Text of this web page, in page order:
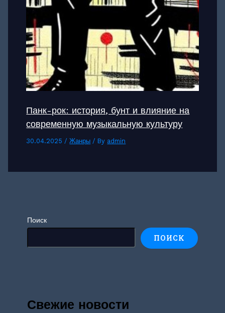
Панк-рок: история, бунт и влияние на
современную музыкальную культуру
30.04.2025 /Жанры / By admin
Поиск
ПОИСК
Свежие новости